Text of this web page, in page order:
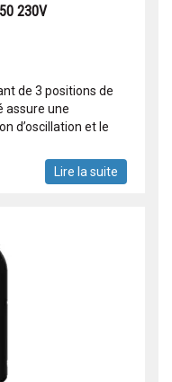
230V
de 3 positions de
assure une
d’oscillation et le
Lire la suite